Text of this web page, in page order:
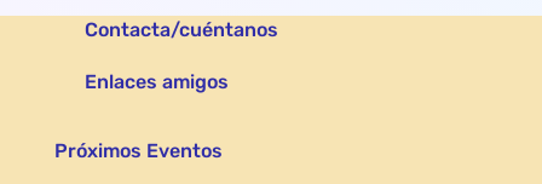
Contacta/cuéntanos
Enlaces amigos
Próximos Eventos